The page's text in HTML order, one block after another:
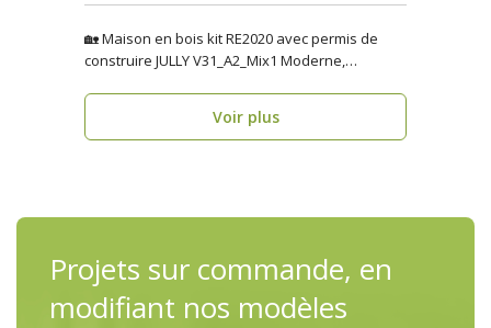
🏡 Maison en bois kit RE2020 avec permis de
construire JULLY V31_A2_Mix1 Moderne,
Voir plus
Projets sur commande, en
modifiant nos modèles